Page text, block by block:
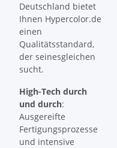
Deutschland bietet
Ihnen Hypercolor.de
einen
Qualitätsstandard,
der seinesgleichen
sucht.
High-Tech durch
und durch:
Ausgereifte
Fertigungsprozesse
und intensive